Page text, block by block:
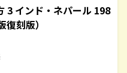
3 インド・ネパール 198
刻版）